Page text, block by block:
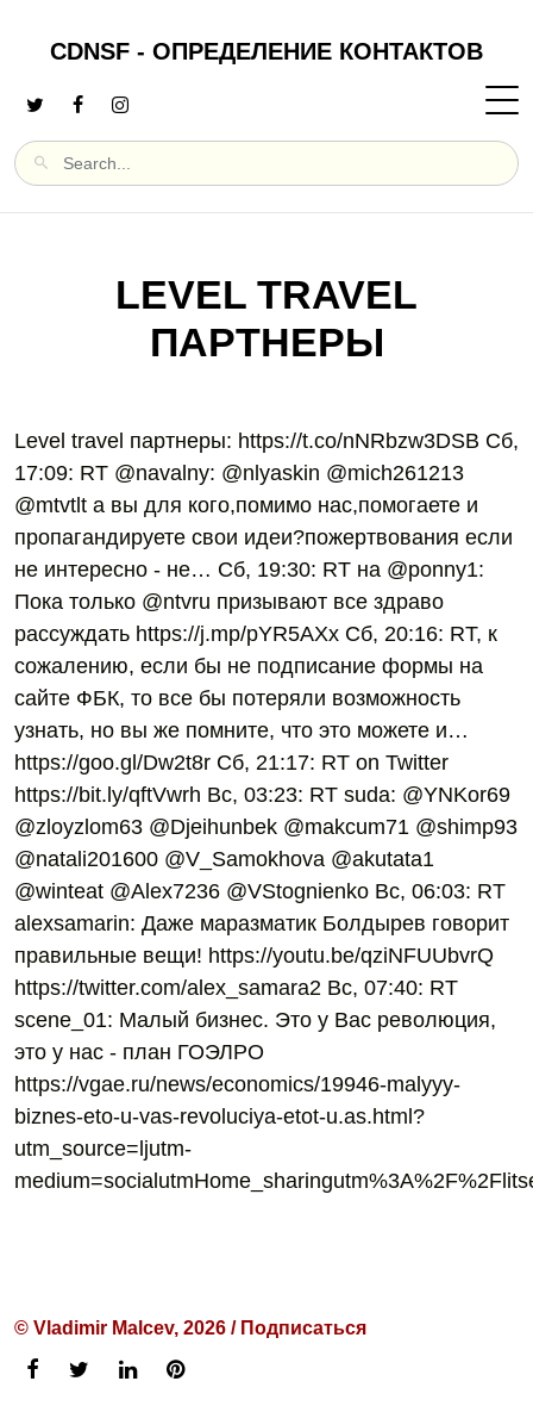
CDNSF - ОПРЕДЕЛЕНИЕ КОНТАКТОВ
LEVEL TRAVEL
ПАРТНЕРЫ
Level travel партнеры: https://t.co/nNRbzw3DSB Сб,
17:09: RT @navalny: @nlyaskin @mich261213
@mtvtlt а вы для кого,помимо нас,помогаете и
пропагандируете свои идеи?пожертвования если
не интересно - не… Сб, 19:30: RT на @ponny1:
Пока только @ntvru призывают все здраво
рассуждать https://j.mp/pYR5AXx Сб, 20:16: RT, к
сожалению, если бы не подписание формы на
сайте ФБК, то все бы потеряли возможность
узнать, но вы же помните, что это можете и…
https://goo.gl/Dw2t8r Сб, 21:17: RT on Twitter
https://bit.ly/qftVwrh Вс, 03:23: RT suda: @YNKor69
@zloyzlom63 @Djeihunbek @makcum71 @shimp93
@natali201600 @V_Samokhova @akutata1
@winteat @Alex7236 @VStognienko Вс, 06:03: RT
alexsamarin: Даже маразматик Болдырев говорит
правильные вещи! https://youtu.be/qziNFUUbvrQ
https://twitter.com/alex_samara2 Вс, 07:40: RT
scene_01: Малый бизнес. Это у Вас революция,
это у нас - план ГОЭЛРО
https://vgae.ru/news/economics/19946-malyyy-
biznes-eto-u-vas-revoluciya-etot-u.as.html?
utm_source=ljutm-
© Vladimir Malcev, 2026 / Подписаться